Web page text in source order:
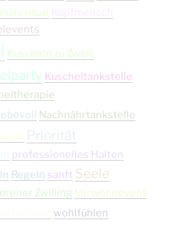
Kopfmensch
Kuscheln zu Zweit
Kuscheltankstelle
Nachnährtankstelle
Priorität
professionelles Halten
Regeln sanft Seele
Zwilling Verwöhnevent
wohlfühlen